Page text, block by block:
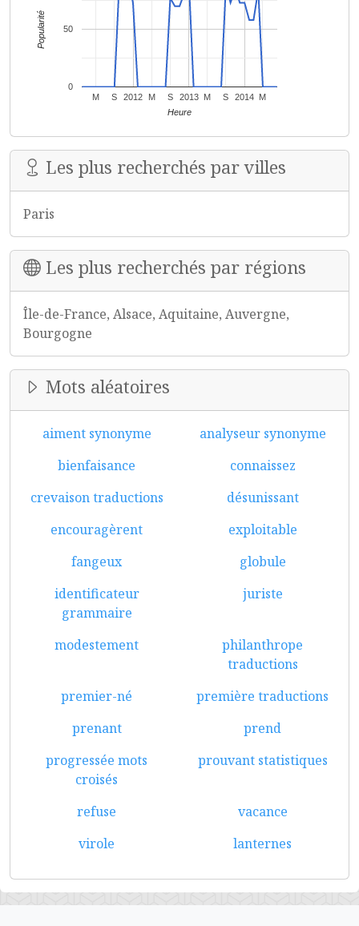
2012 2013 2014
M S M S M S M
0
50
Heure
Popularité
Les plus recherchés par villes
Paris
Les plus recherchés par régions
Île-de-France, Alsace, Aquitaine, Auvergne,
Bourgogne
Mots aléatoires
aiment synonyme
analyseur synonyme
bienfaisance
connaissez
crevaison traductions
désunissant
encouragèrent
exploitable
fangeux
globule
identificateur
grammaire
juriste
modestement
philanthrope
traductions
premier-né
première traductions
prenant
prend
progressée mots
croisés
prouvant statistiques
refuse
vacance
virole
lanternes